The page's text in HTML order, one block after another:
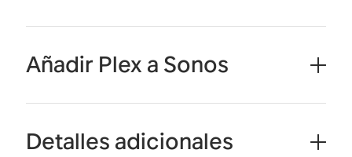
Añadir Plex a Sonos
Detalles adicionales